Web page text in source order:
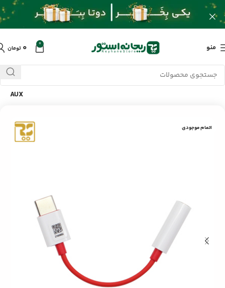
منو 0 ۰ تومان
خانه/محصولات/کابل و تبدیلات/
کابل تبدیل Type-C به JH-E plus
AUX
اتمام موجودی